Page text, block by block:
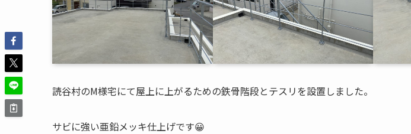
読谷村のM様宅にて屋上に上がるための鉄骨階段とテスリを設置しました。
サビに強い亜鉛メッキ仕上げです😀